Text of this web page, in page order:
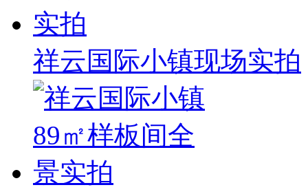
祥云国际小镇现场实拍